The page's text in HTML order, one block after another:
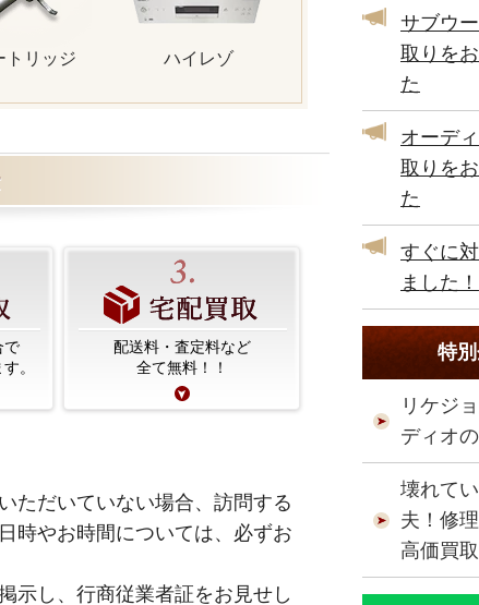
トリッジ ハイレゾ
で
。
配送料・査定料など
全て無料！！
ただいていない場合、訪問する
時やお時間については、必ずお
示し、行商従業者証をお見せし
サブウ
取りを
た
オーデ
取りを
た
すぐに
ました！
特
リケジ
ディオ
壊れて
夫！修
高価買取